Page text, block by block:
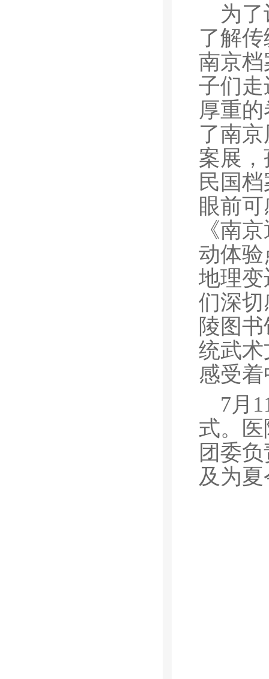
为
了解
南京
子们走
厚重
了南
案展
民国
眼前
《南
动体
地理
们深
陵图
统武
感受
7月
式。
团委
及为